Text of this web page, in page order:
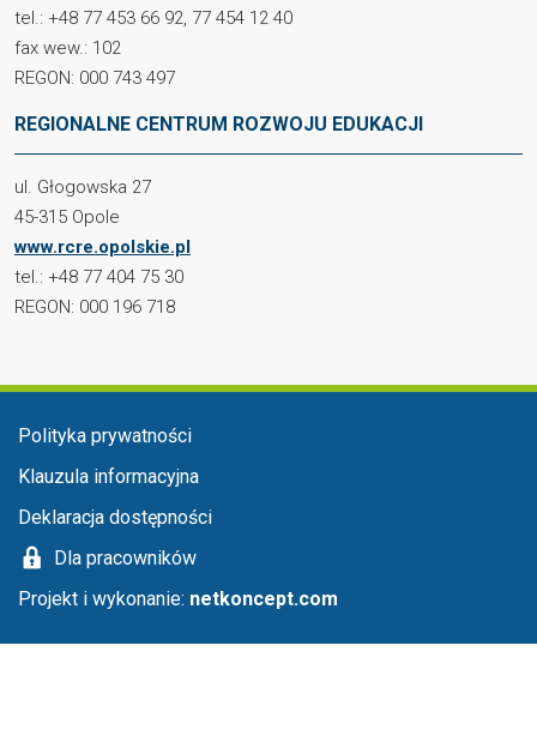
tel.: +48 77 453 66 92, 77 454 12 40
fax wew.: 102
REGON: 000 743 497
REGIONALNE CENTRUM ROZWOJU EDUKACJI
ul. Głogowska 27
45-315 Opole
www.rcre.opolskie.pl
tel.: +48 77 404 75 30
REGON: 000 196 718
Menu stopka
Polityka prywatności
Klauzula informacyjna
Deklaracja dostępności
Dla pracowników
Projekt i wykonanie: netkoncept.com